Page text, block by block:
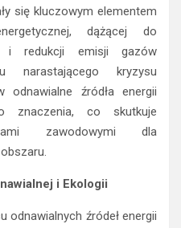
się kluczowym elementem
dążącej do
i redukcji emisji gazów
narastającego kryzysu
odnawialne źródła energii
znaczenia, co skutkuje
zawodowymi dla
i Ekologii
źródeł energii